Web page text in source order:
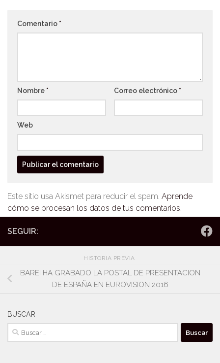
Comentario *
Nombre * Correo electrónico *
Web
Este sitio usa Akismet para reducir el spam. Aprende
cómo se procesan los datos de tus comentarios.
SEGUIR:
HISTORIA PREVIA
BAREI HA GRABADO LA POSTAL DE PRESENTACION
DE ESPAÑA EN EUROVISION 2016
BUSCAR
Buscar: